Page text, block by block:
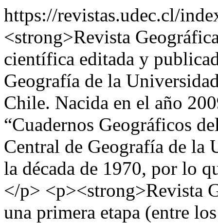
https://revistas.udec.cl/
<strong>Revista
científica editada y
Geografía de la
Chile. Nacida en el año
“Cuadernos Geográficos
Central de Geografía de la
la década de 1970, por lo
</p> <p><strong>Revista
una primera etapa (entre